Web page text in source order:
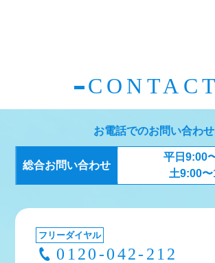
CONTACT
お電話でのお問い合わせ
総合お問い合わせ
平日9:00
土9:00
フリーダイヤル
0120-042-212